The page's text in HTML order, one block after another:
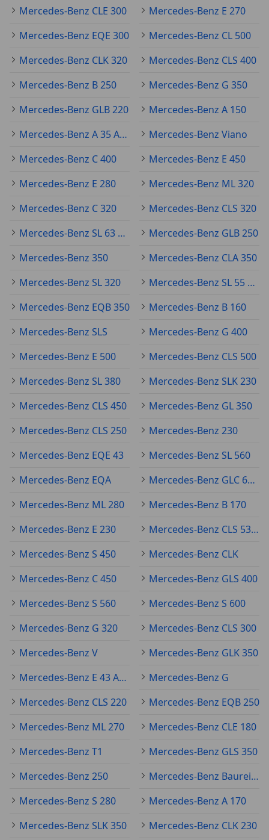
Mercedes-Benz CLE 300
Mercedes-Benz E 270
Mercedes-Benz EQE 300
Mercedes-Benz CL 500
Mercedes-Benz CLK 320
Mercedes-Benz CLS 400
Mercedes-Benz B 250
Mercedes-Benz G 350
Mercedes-Benz GLB 220
Mercedes-Benz A 150
Mercedes-Benz A 35 AMG
Mercedes-Benz Viano
Mercedes-Benz C 400
Mercedes-Benz E 450
Mercedes-Benz E 280
Mercedes-Benz ML 320
Mercedes-Benz C 320
Mercedes-Benz CLS 320
Mercedes-Benz SL 63 AMG
Mercedes-Benz GLB 250
Mercedes-Benz 350
Mercedes-Benz CLA 350
Mercedes-Benz SL 320
Mercedes-Benz SL 55 AMG
Mercedes-Benz EQB 350
Mercedes-Benz B 160
Mercedes-Benz SLS
Mercedes-Benz G 400
Mercedes-Benz E 500
Mercedes-Benz CLS 500
Mercedes-Benz SL 380
Mercedes-Benz SLK 230
Mercedes-Benz CLS 450
Mercedes-Benz GL 350
Mercedes-Benz CLS 250
Mercedes-Benz 230
Mercedes-Benz EQE 43
Mercedes-Benz SL 560
Mercedes-Benz EQA
Mercedes-Benz GLC 63 AMG
Mercedes-Benz ML 280
Mercedes-Benz B 170
Mercedes-Benz E 230
Mercedes-Benz CLS 53 AMG
Mercedes-Benz S 450
Mercedes-Benz CLK
Mercedes-Benz C 450
Mercedes-Benz GLS 400
Mercedes-Benz S 560
Mercedes-Benz S 600
Mercedes-Benz G 320
Mercedes-Benz CLS 300
Mercedes-Benz V
Mercedes-Benz GLK 350
Mercedes-Benz E 43 AMG
Mercedes-Benz G
Mercedes-Benz CLS 220
Mercedes-Benz EQB 250
Mercedes-Benz ML 270
Mercedes-Benz CLE 180
Mercedes-Benz T1
Mercedes-Benz GLS 350
Mercedes-Benz 250
Mercedes-Benz Baureihe 124
Mercedes-Benz S 280
Mercedes-Benz A 170
Mercedes-Benz SLK 350
Mercedes-Benz CLK 230